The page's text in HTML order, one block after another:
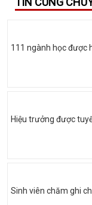
111 ngành học được
Hiệu trưởng được
Sinh viên chăm ghi